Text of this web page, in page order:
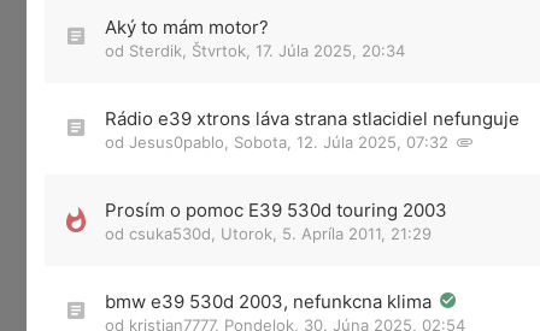
Aký to mám motor?
od Sterdik Štvrtok, 17. Júla 2025, 20:34
Rádio e39 xtrons láva strana stlacidiel nefunguje
od Jesus0pablo Sobota, 12. Júla 2025, 07:32
Prosím o pomoc E39 530d touring 2003
od csuka530d Utorok, 5. Apríla 2011, 21:29
bmw e39 530d 2003, nefunkcna klima
od kristian7777, Pondelok, 30. Júna 2025, 02:54